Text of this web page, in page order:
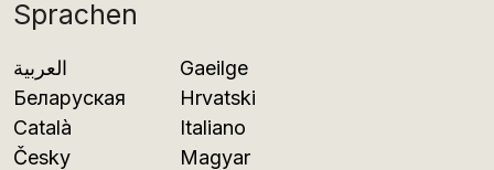
Sprachen
العربية
Беларуская
Català
Česky
Gaeilge
Hrvatski
Italiano
Magyar